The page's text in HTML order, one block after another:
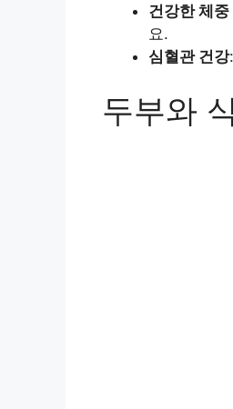
건강한 체중
요.
심혈관 건강
두부와